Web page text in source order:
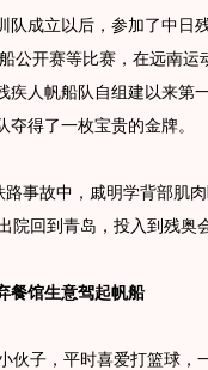
成立以后，参加了中日
公开赛等比赛，在远南
疾人帆船队自组建以来第
得了一枚宝贵的金牌。
故中，戚明学背部肌肉
院回到青岛，投入到残奥
生意驾起帆船
子，平时喜爱打篮球，